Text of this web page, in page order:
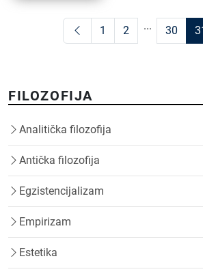
1 2 ... 30
FILOZOFIJA
Analitička filozofija
Antička filozofija
Egzistencijalizam
Empirizam
Estetika